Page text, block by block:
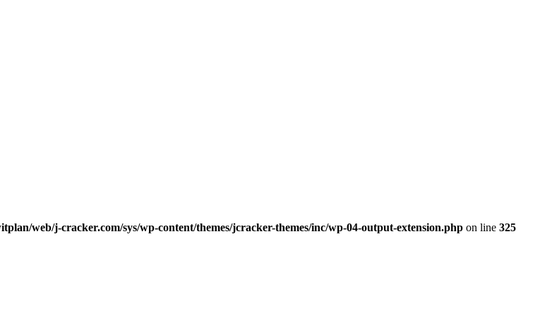
web/j-cracker.com/sys/wp-content/themes/jcracker-themes/inc/wp-04-output-extension.php on line 325